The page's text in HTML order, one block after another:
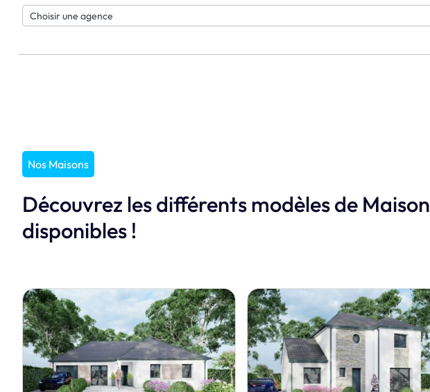
Nos Maisons
Découvrez les différents modèles de Maison
disponibles !